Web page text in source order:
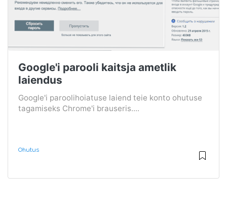
Google'i parooli kaitsja ametlik
laiendus
Google'i paroolihoiatuse laiend teie konto ohutuse
tagamiseks Chrome'i brauseris....
Ohutus